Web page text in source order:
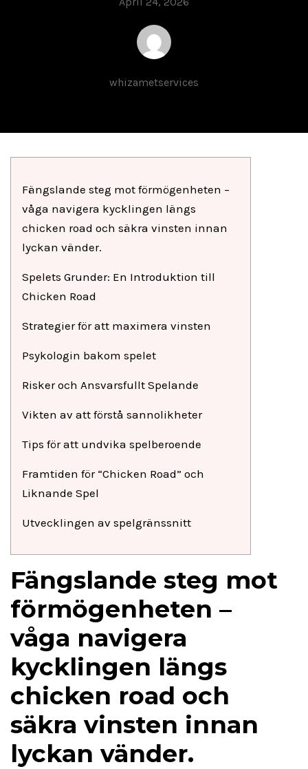
whizametservices
Fängslande steg mot förmögenheten –
våga navigera kycklingen längs
chicken road och säkra vinsten innan
lyckan vänder.
Spelets Grunder: En Introduktion till
Chicken Road
Strategier för att maximera vinsten
Psykologin bakom spelet
Risker och Ansvarsfullt Spelande
Vikten av att förstå sannolikheter
Tips för att undvika spelberoende
Framtiden för “Chicken Road” och
Liknande Spel
Utvecklingen av spelgränssnitt
Fängslande steg mot
förmögenheten –
våga navigera
kycklingen längs
chicken road och
säkra vinsten innan
lyckan vänder.